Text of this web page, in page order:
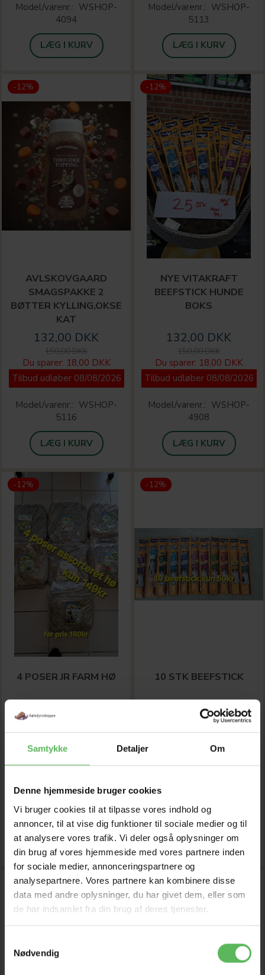
Samtykke Detaljer Om
Denne hjemmeside bruger cookies
Vi bruger cookies til at tilpasse vores indhold og
annoncer, til at vise dig funktioner til sociale medier og til
at analysere vores trafik. Vi deler også oplysninger om
din brug af vores hjemmeside med vores partnere inden
for sociale medier, annonceringspartnere og
analysepartnere. Vores partnere kan kombinere disse
data med andre oplysninger, du har givet dem, eller som
de har indsamlet fra din brug af deres tjenester.
Nødvendig
Model/varenr.: WSHOP-
4094
LÆG I KURV
Model/varenr.: WSHOP-
5113
LÆG I KURV
-12%
AVLSKOVGAARD
SMAGSPAKKE 2
BØTTER KYLLING,OKSE
KAT
132,00 DKK
150,00 DKK
Du sparer: 18,00 DKK
Tilbud udløber 08/08/2026
Model/varenr.: WSHOP-
5116
LÆG I KURV
-12%
NYE VITAKRAFT
BEEFSTICK HUNDE
BOKS
132,00 DKK
150,00 DKK
Du sparer: 18,00 DKK
Tilbud udløber 08/08/2026
Model/varenr.: WSHOP-
4908
LÆG I KURV
-12%
4 POSER JR FARM HØ
158,40 DKK
180,00 DKK
Model/varenr.: Jr pakke
LÆG I KURV
-12%
10 STK BEEFSTICK
52,80 DKK
60,00 DKK
pakke
LÆG I KURV
-12% -12%